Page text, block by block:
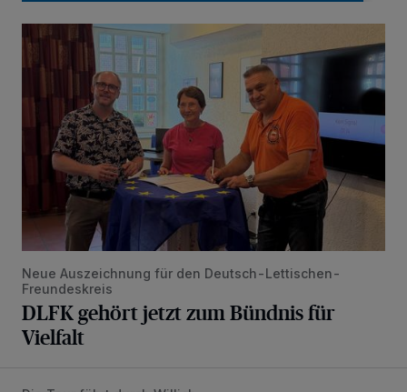
DLFK gehört jetzt zum Bündnis für Vielfalt
Neue Auszeichnung für den Deutsch-Lettischen-
Freundeskreis
DLFK gehört jetzt zum Bündnis für
Vielfalt